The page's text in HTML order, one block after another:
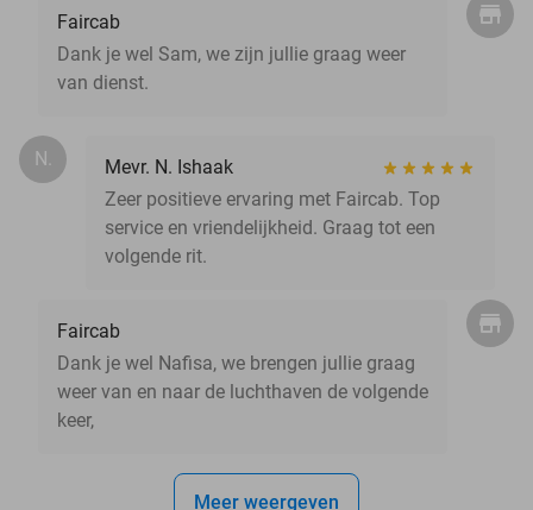
Faircab
Dank je wel Sam, we zijn jullie graag weer
van dienst.
N.
Mevr. N. Ishaak
Zeer positieve ervaring met Faircab. Top
service en vriendelijkheid. Graag tot een
volgende rit.
Faircab
Dank je wel Nafisa, we brengen jullie graag
weer van en naar de luchthaven de volgende
keer,
Meer weergeven